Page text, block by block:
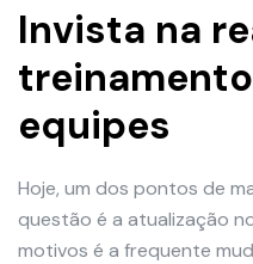
Invista na
equipes
Hoje, um dos pontos de
questão é a atualização
motivos é a frequente